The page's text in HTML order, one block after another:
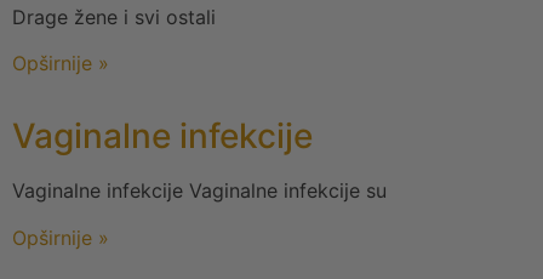
Drage žene i svi ostali
Opširnije »
Vaginalne infekcije
Vaginalne infekcije Vaginalne infekcije su
Opširnije »